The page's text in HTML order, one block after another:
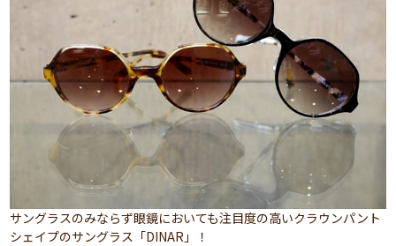
サングラスのみならず眼鏡においても注目度の高いクラウンパント
シェイプのサングラス「DINAR」！